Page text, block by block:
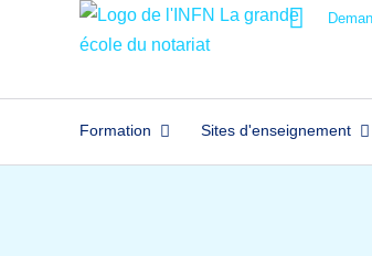
Formation Sites d'enseignement